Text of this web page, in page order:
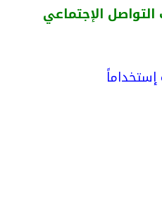
الإجتماعي
إستخداماً